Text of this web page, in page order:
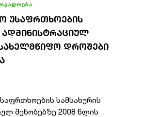
ᲣᲡᲐᲤᲠᲗᲮᲝᲔᲑᲘᲡ
ᲐᲓᲛᲘᲜᲘᲡᲢᲠᲐᲪᲘᲣᲚ
ᲓᲠᲝᲨᲔᲑᲘ
სამსახურის
შენობებზე 2008 წლის